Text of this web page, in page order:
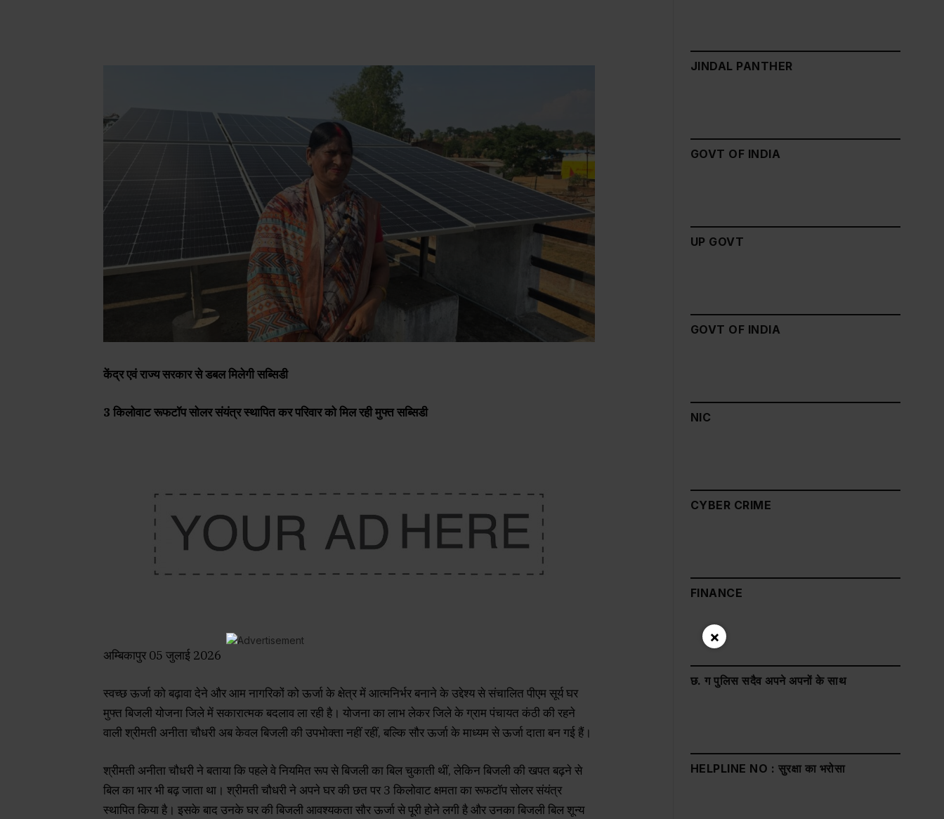
केंद्र एवं राज्य सरकार से डबल मिलेगी सब्सिडी
3 किलोवाट रूफटॉप सोलर संयंत्र स्थापित कर परिवार को मिल रही मुफ्त सब्सिडी
अम्बिकापुर 05 जुलाई 2026
स्वच्छ ऊर्जा को बढ़ावा देने और आम नागरिकों को ऊर्जा के क्षेत्र में आत्मनिर्भर बनाने के उद्देश्य से संचालित पीएम सूर्य घर
मुफ्त बिजली योजना जिले में सकारात्मक बदलाव ला रही है। योजना का लाभ लेकर जिले के ग्राम पंचायत कंठी की रहने
वाली श्रीमती अनीता चौधरी अब केवल बिजली की उपभोक्ता नहीं रहीं, बल्कि सौर ऊर्जा के माध्यम से ऊर्जा दाता बन गई हैं।
श्रीमती अनीता चौधरी ने बताया कि पहले वे नियमित रूप से बिजली का बिल चुकाती थीं, लेकिन बिजली की खपत बढ़ने से
बिल का भार भी बढ़ जाता था। श्रीमती चौधरी ने अपने घर की छत पर 3 किलोवाट क्षमता का रूफटॉप सोलर संयंत्र
स्थापित किया है। इसके बाद उनके घर की बिजली आवश्यकता सौर ऊर्जा से पूरी होने लगी है और उनका बिजली बिल शून्य
JINDAL PANTHER
GOVT OF INDIA
UP GOVT
GOVT OF INDIA
NIC
CYBER CRIME
FINANCE
छ. ग पुलिस सदैव अपने अपनों के साथ
HELPLINE NO : सुरक्षा का भरोसा
×